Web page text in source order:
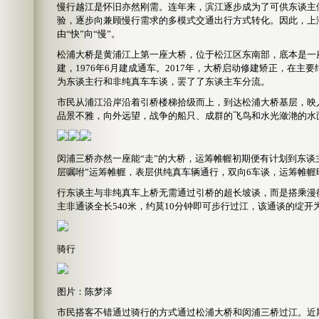
慢行越江是怀旧亦然刚需。连年来，滨江逐步成为了可供东谈
验，逐步向兼顾慢行需求的多模式交通出行方式转化。因此，
由“快”向“慢”。
松浦大桥是黄浦江上第一座大桥，位于松江区东南部，底本是
建，1976年6月建成通车。2017年，大桥启动修建矫正，在主
为东谈主行和非纯真车车谈，罢了了东谈主车分流。
市民从浦江沿岸沿着引桥楼梯拾级而上，到达松浦大桥基层，
品景不雅，向外远望，战争的船只、成群的飞鸟和水光潋滟的
闵浦三桥亦然一座能“走”的大桥，运筹帷幄初期便有计划到东
层嘱咐”运筹帷幄，表层供纯真车辆通行，双向6车谈，运筹帷
行东谈主与非纯真车上桥无需通过引桥的超长坡谈，而是搭乘
主非通谈全长540米，约莫10分钟即可步行过江，该通谈的绽
骑行
图片：陈梦泽
市民搭客不错通过骑行的方式通过松浦大桥和闵浦三桥过江。